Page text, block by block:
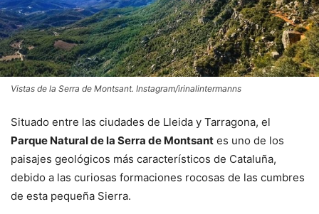
Vistas de la Serra de Montsant. Instagram/irinalintermanns
Situado entre las ciudades de Lleida y Tarragona, el
Parque Natural de la Serra de Montsant es uno de los
paisajes geológicos más característicos de Cataluña,
debido a las curiosas formaciones rocosas de las cumbres
de esta pequeña Sierra.